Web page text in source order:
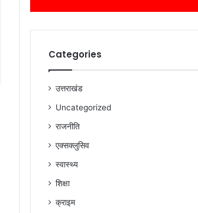
Categories
उत्तराखंड
Uncategorized
राजनीति
एक्सक्लुसिव
स्वास्थ्य
शिक्षा
क्राइम